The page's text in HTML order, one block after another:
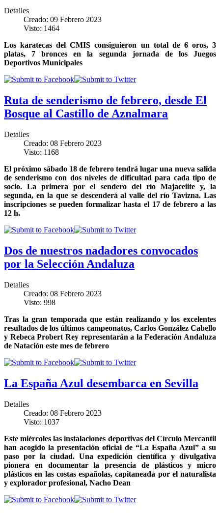
Detalles
Creado: 09 Febrero 2023
Visto: 1464
Los karatecas del CMIS consiguieron un total de 6 oros, 3
platas, 7 bronces en la segunda jornada de los Juegos
Deportivos Municipales
Ruta de senderismo de febrero, desde El
Bosque al Castillo de Aznalmara
Detalles
Creado: 08 Febrero 2023
Visto: 1168
El próximo sábado 18 de febrero tendrá lugar una nueva salida
de senderismo con dos niveles de dificultad para cada tipo de
socio. La primera por el sendero del río Majaceiite y, la
segunda, en la que se descenderá al valle del río Tavizna. Las
inscripciones se pueden formalizar hasta el 17 de febrero a las
12 h.
Dos de nuestros nadadores convocados
por la Selección Andaluza
Detalles
Creado: 08 Febrero 2023
Visto: 998
Tras la gran temporada que están realizando y los excelentes
resultados de los últimos campeonatos, Carlos González Cabello
y Rebeca Probert Rey representarán a la Federación Andaluza
de Natación este mes de febrero
La España Azul desembarca en Sevilla
Detalles
Creado: 08 Febrero 2023
Visto: 1037
Este miércoles las instalaciones deportivas del Círculo Mercantil
han acogido la presentación oficial de “La España Azul” a su
paso por la ciudad. Una expedición científica y divulgativa
pionera en documentar la presencia de plásticos y micro
plásticos en las costas españolas, capitaneada por el naturalista
y explorador profesional, Nacho Dean